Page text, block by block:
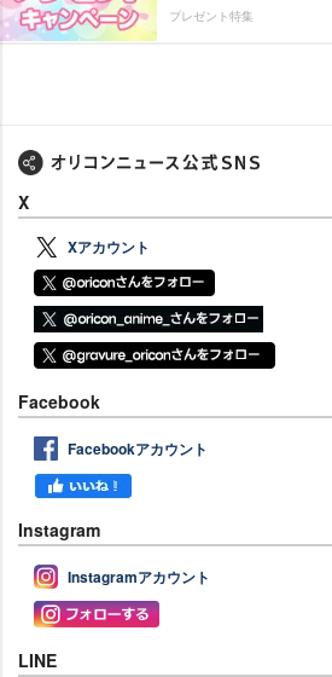
プレゼント特集
X
Xアカウント
Facebook
Facebookアカウント
Instagram
Instagramアカウント
LINE